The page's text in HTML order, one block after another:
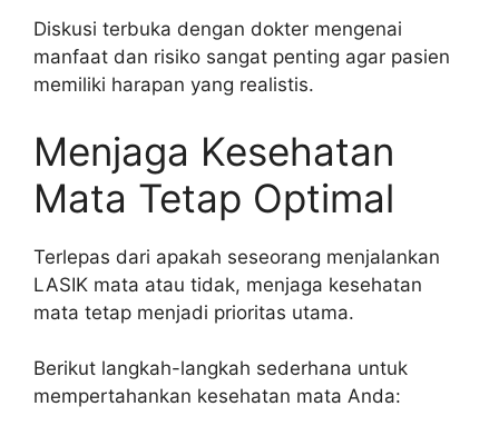
Diskusi terbuka dengan dokter mengenai
manfaat dan risiko sangat penting agar pasien
memiliki harapan yang realistis.
Menjaga Kesehatan
Mata Tetap Optimal
Terlepas dari apakah seseorang menjalankan
LASIK mata atau tidak, menjaga kesehatan
mata tetap menjadi prioritas utama.
Berikut langkah-langkah sederhana untuk
mempertahankan kesehatan mata Anda: